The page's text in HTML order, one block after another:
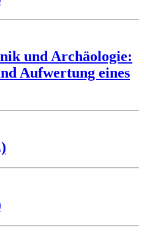
und Archäologie:
Aufwertung eines